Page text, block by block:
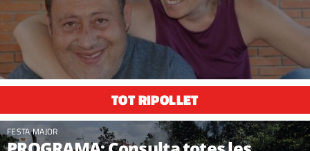
TOT RIPOLLET
FESTA MAJOR